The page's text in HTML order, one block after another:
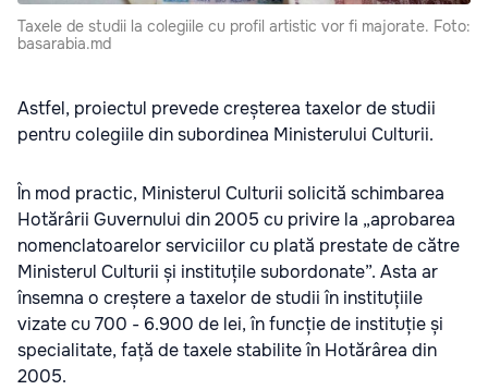
Taxele de studii la colegiile cu profil artistic vor fi majorate. Foto:
basarabia.md
Astfel, proiectul prevede creșterea taxelor de studii
pentru colegiile din subordinea Ministerului Culturii.
În mod practic, Ministerul Culturii solicită schimbarea
Hotărârii Guvernului din 2005 cu privire la „aprobarea
nomenclatoarelor serviciilor cu plată prestate de către
Ministerul Culturii și instituțile subordonate”. Asta ar
însemna o creștere a taxelor de studii în instituțiile
vizate cu 700 - 6.900 de lei, în funcție de instituție și
specialitate, față de taxele stabilite în Hotărârea din
2005.